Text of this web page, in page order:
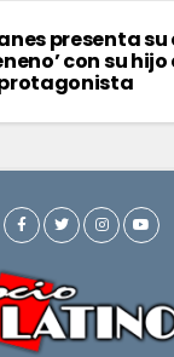
presenta
con su